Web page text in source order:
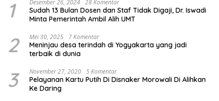
1 Desember 26, 2024 28 Komentar
Sudah 13 Bulan Dosen dan Staf Tidak Digaji, Dr. Iswadi
Minta Pemerintah Ambil Alih UMT
2 Mei 30, 2025 7 Komentar
Meninjau desa terindah di Yogyakarta yang jadi
terbaik di dunia
3 November 27, 2020 5 Komentar
Pelayanan Kartu Putih Di Disnaker Morowali Di Alihkan
Ke Daring